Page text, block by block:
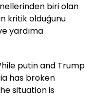
biri olan
kritik olduğunu
yardıma
putin and Trump
has broken
situation is